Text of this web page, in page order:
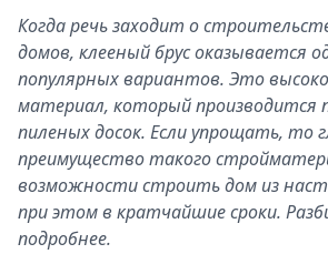
Кино
Афиша
Книги
Выставки
Пресс-
релизы
О
Metro
Когда речь заходит о
домов, клееный брус оказывается
популярных вариантов. Это
материал, который производится
пиленых досок. Если упрощать, то
преимущество такого
возможности строить дом из
при этом в кратчайшие сроки.
подробнее.